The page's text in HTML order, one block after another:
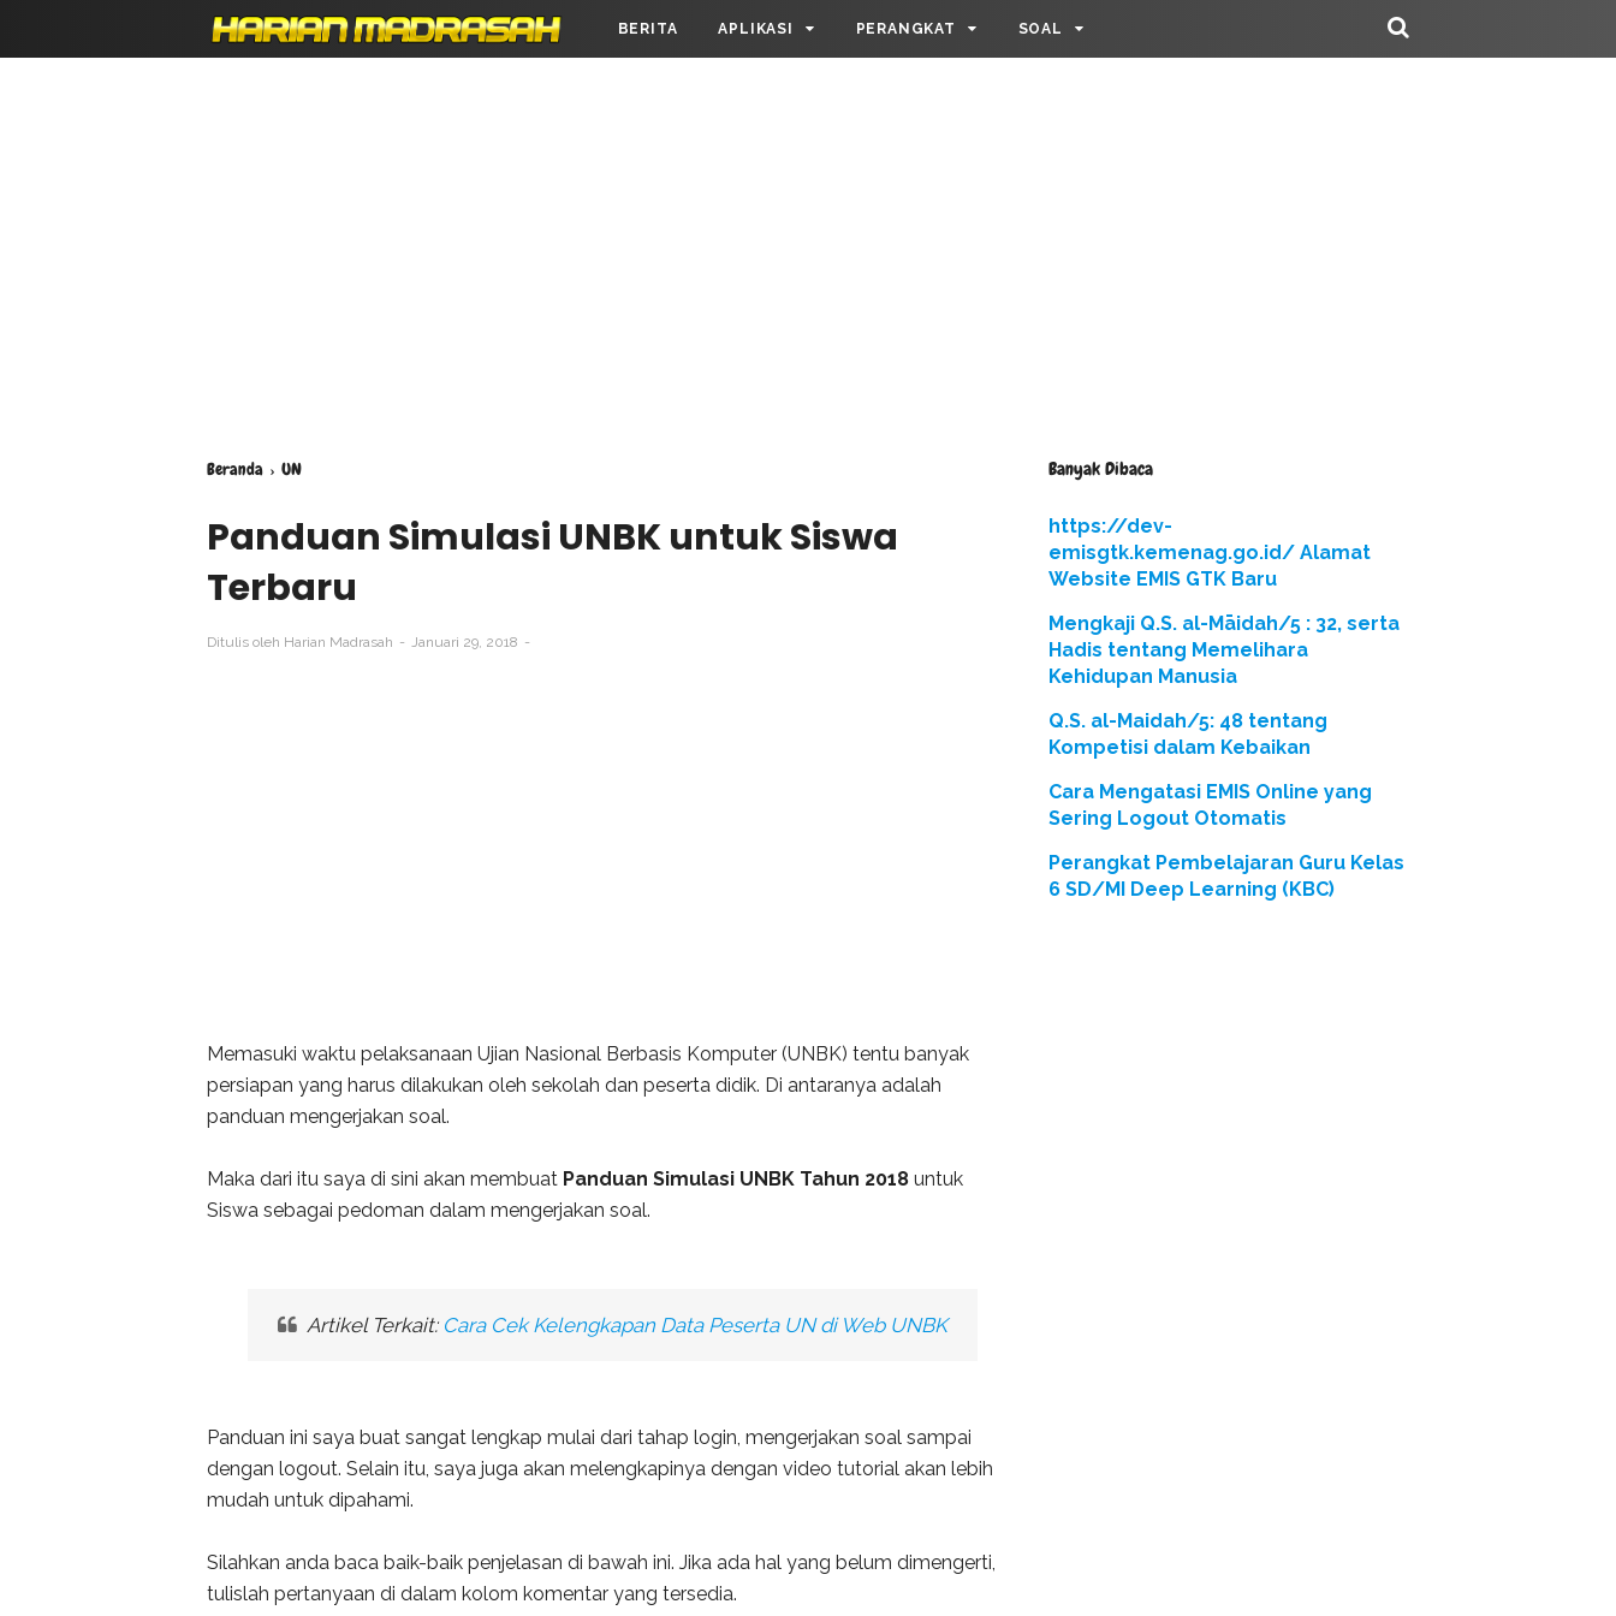
BERITA APLIKASI PERANGKAT SOAL
Beranda › UN
Panduan Simulasi UNBK untuk Siswa
Terbaru
Ditulis oleh Harian Madrasah Januari 29, 2018
Memasuki waktu pelaksanaan Ujian Nasional Berbasis Komputer (UNBK) tentu banyak
persiapan yang harus dilakukan oleh sekolah dan peserta didik. Di antaranya adalah
panduan mengerjakan soal.
Maka dari itu saya di sini akan membuat Panduan Simulasi UNBK Tahun 2018 untuk
Siswa sebagai pedoman dalam mengerjakan soal.
Artikel Terkait: Cara Cek Kelengkapan Data Peserta UN di Web UNBK
Panduan ini saya buat sangat lengkap mulai dari tahap login, mengerjakan soal sampai
dengan logout. Selain itu, saya juga akan melengkapinya dengan video tutorial akan lebih
mudah untuk dipahami.
Silahkan anda baca baik-baik penjelasan di bawah ini. Jika ada hal yang belum dimengerti,
tulislah pertanyaan di dalam kolom komentar yang tersedia.
Banyak Dibaca
https://dev-
emisgtk.kemenag.go.id/ Alamat
Website EMIS GTK Baru
Mengkaji Q.S. al-Māidah/5 : 32, serta
Hadis tentang Memelihara
Kehidupan Manusia
Q.S. al-Maidah/5: 48 tentang
Kompetisi dalam Kebaikan
Cara Mengatasi EMIS Online yang
Sering Logout Otomatis
Perangkat Pembelajaran Guru Kelas
6 SD/MI Deep Learning (KBC)